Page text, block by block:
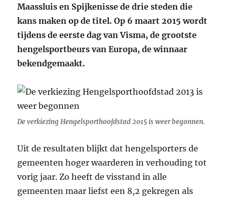
Maassluis en Spijkenisse de drie steden die
kans maken op de titel. Op 6 maart 2015 wordt
tijdens de eerste dag van Visma, de grootste
hengelsportbeurs van Europa, de winnaar
bekendgemaakt.
De verkiezing Hengelsporthoofdstad 2015 is weer begonnen.
Uit de resultaten blijkt dat hengelsporters de
gemeenten hoger waarderen in verhouding tot
vorig jaar. Zo heeft de visstand in alle
gemeenten maar liefst een 8,2 gekregen als